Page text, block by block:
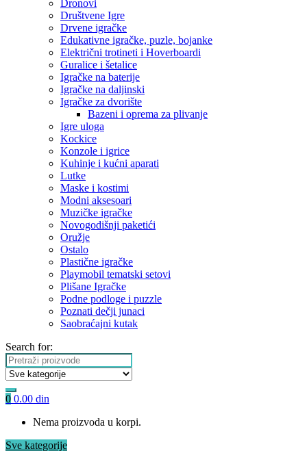
Dronovi
Društvene Igre
Drvene igračke
Edukativne igračke, puzle, bojanke
Električni trotineti i Hoverboardi
Guralice i šetalice
Igračke na baterije
Igračke na daljinski
‎Igračke za dvorište
Bazeni i oprema za plivanje
Igre uloga
Kockice
Konzole i igrice
Kuhinje i kućni aparati
Lutke
Maske i kostimi
Modni aksesoari
Muzičke igračke
Novogodišnji paketići
Oružje
Ostalo
Plastične igračke
Playmobil tematski setovi
Plišane Igračke
Podne podloge i puzzle
Poznati dečji junaci
Saobraćajni kutak
Search for:
0 0.00 din
Nema proizvoda u korpi.
Sve kategorije